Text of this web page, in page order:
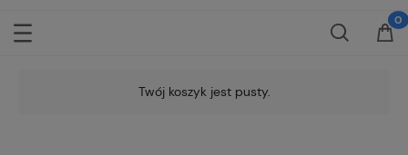
Twój koszyk jest pusty.